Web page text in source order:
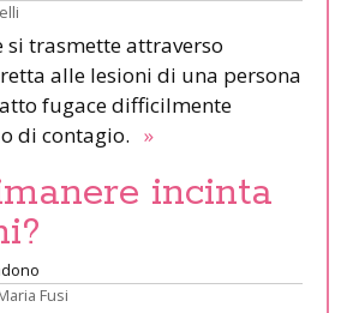
si trasmette attraverso
alle lesioni di una persona
fugace difficilmente
di contagio. »
incinta
Fusi